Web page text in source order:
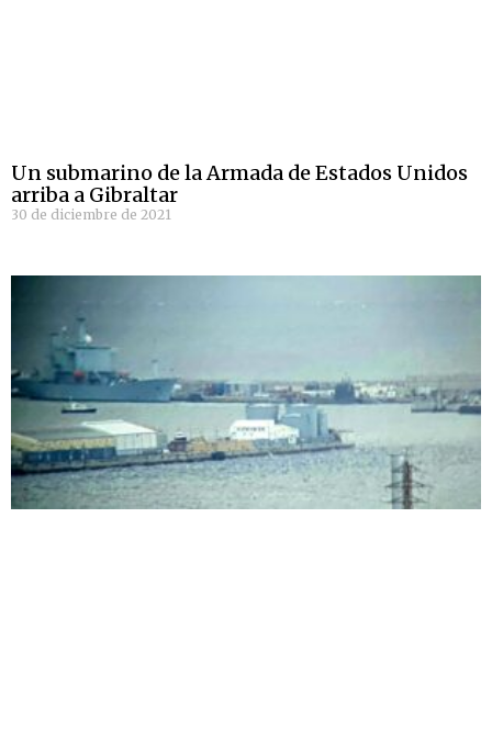
Un submarino de la Armada de Estados Unidos
arriba a Gibraltar
30 de diciembre de 2021